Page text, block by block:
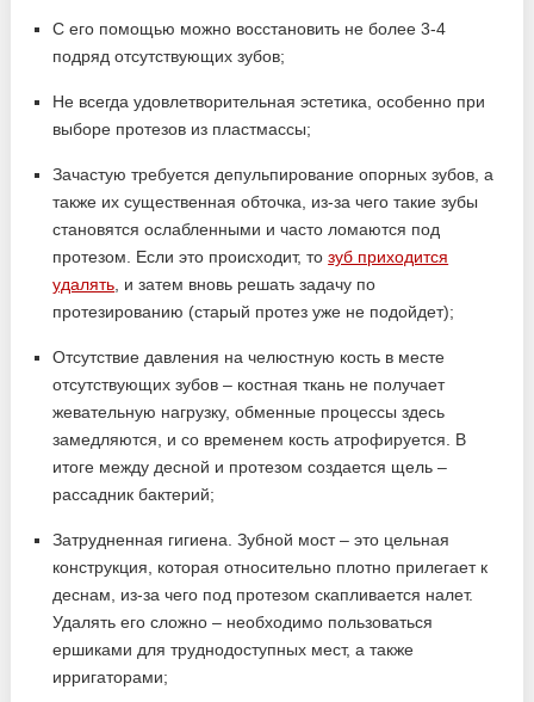
С его помощью можно восстановить не более 3-4
подряд отсутствующих зубов;
Не всегда удовлетворительная эстетика, особенно при
выборе протезов из пластмассы;
Зачастую требуется депульпирование опорных зубов, а
также их существенная обточка, из-за чего такие зубы
становятся ослабленными и часто ломаются под
протезом. Если это происходит, тозуб приходится
удалять , и затем вновь решать задачу по
протезированию (старый протез уже не подойдет);
Отсутствие давления на челюстную кость в месте
отсутствующих зубов – костная ткань не получает
жевательную нагрузку, обменные процессы здесь
замедляются, и со временем кость атрофируется. В
итоге между десной и протезом создается щель –
рассадник бактерий;
Затрудненная гигиена. Зубной мост – это цельная
конструкция, которая относительно плотно прилегает к
деснам, из-за чего под протезом скапливается налет.
Удалять его сложно – необходимо пользоваться
ершиками для труднодоступных мест, а также
ирригаторами;